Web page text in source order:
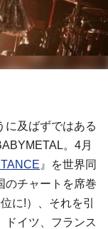
に及ばずではある
。4月
』を世界同
のチャートを席巻
に!）、それを引
ドイツ、フランス